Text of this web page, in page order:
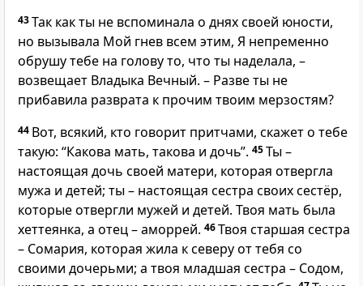
43Так как ты не вспоминала о днях своей юности,
но вызывала Мой гнев всем этим, Я непременно
обрушу тебе на голову то, что ты наделала, –
возвещает Владыка Вечный. – Разве ты не
прибавила разврата к прочим твоим мерзостям?
44 Вот, всякий, кто говорит притчами, скажет о тебе
такую: “Какова мать, такова и дочь”. 45Ты –
настоящая дочь своей матери, которая отвергла
мужа и детей; ты – настоящая сестра своих сестёр,
которые отвергли мужей и детей. Твоя мать была
хеттеянка, а отец – аморрей. 46Твоя старшая сестра
– Сомария, которая жила к северу от тебя со
своими дочерьми; а твоя младшая сестра – Содом,